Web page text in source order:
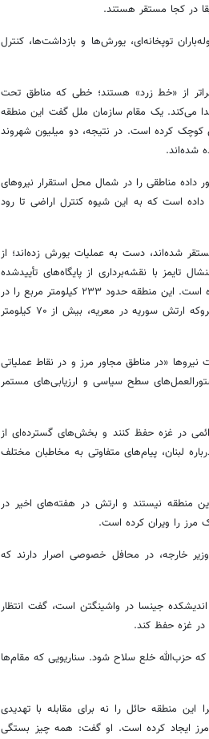
در کجا مستقر هستند.
توپخانه‌ای، یورش‌ها و بازداشت‌ها، کنترل
از «خط زرد» هستند؛ خطی که مناطق تحت
می‌کند. یک مقام سازمان ملل گفت این منطقه
از پیش کوچک کرده است. در نتیجه، دو میلیون شهروند
داده مناطقی را در شمال محل استقرار نیروهای
داده است که به این شیوه کنترل اراضی تا رود
شده‌اند، دست به عملیات یورش زده‌اند؛ از
خاک سوریه. فایننشال تایمز با نقشه‌برداری از پایگاه‌های تأییدشده
ارتش اسرائیل در منطقه، حضور نظامی کنونی اسرائیل را محاسبه کرده است. این منطقه حدود ۲۳۳ کیلومتر مربع را در
بر می‌گیرد؛ از ارتفاعات راهبردی جبل‌الشیخ در شمال تا یک پایگاه متروکه ارتش سوریه در معریه، بیش از ۷۰ کیلومتر
نیروها «در مناطق مجاور مرز و در نقاط عملیاتی
سطح سیاسی و ارزیابی‌های مستمر
در غزه حفظ کنند و بخش‌های گسترده‌ای از
لبنان، پیام‌های متفاوتی به مخاطبان مختلف
منطقه نیستند و ارتش در هفته‌های اخیر در
مرز را ویران کرده است.
وزیر خارجه، در محافل خصوصی اصرار دارند که
جینسا در واشینگتن است، گفت انتظار
در غزه حفظ کند.
که حزب‌الله خلع سلاح شود. سناریویی که مقام‌ها
این منطقه حائل را نه برای مقابله با تهدیدی
مرز ایجاد کرده است. او گفت: همه چیز بستگی